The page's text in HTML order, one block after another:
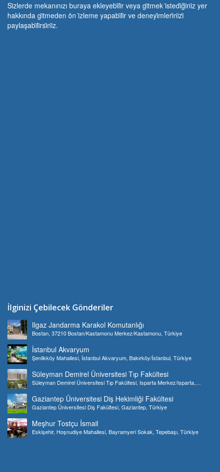
Si̇zlerde mekanınızı buraya ekleyebi̇li̇r veya gi̇tmek i̇stedi̇ği̇ni̇z yer
hakkında gi̇tmeden ön i̇zleme yapabi̇li̇r ve deneyi̇mleri̇ni̇zi̇
paylaşabi̇li̇rsi̇ni̇z.
İlginizi Çebilecek Gönderiler
Ilgaz Jandarma Karakol Komutanlığı
Bostan, 37210 Bostan/Kastamonu Merkez/Kastamonu, Türkiye
İstanbul Akvaryum
Şenlikköy Mahallesi, İstanbul Akvaryum, Bakırköy/İstanbul, Türkiye
Süleyman Demirel Üniversitesi Tıp Fakültesi
Süleyman Demirel Üniversitesi Tıp Fakültesi, Isparta Merkez/Isparta,
Gaziantep Üniversitesi Diş Hekimliği Fakültesi
Gaziantep Üniversitesi Diş Fakültesi, Gaziantep, Türkiye
Meşhur Tostçu İsmail
Eskişehir, Hoşnudiye Mahallesi, Bayramyeri Sokak, Tepebaşı, Türkiye